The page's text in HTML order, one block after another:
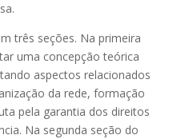
três seções. Na primeira
uma concepção teórica
aspectos relacionados
da rede, formação
pela garantia dos direitos
Na segunda seção do